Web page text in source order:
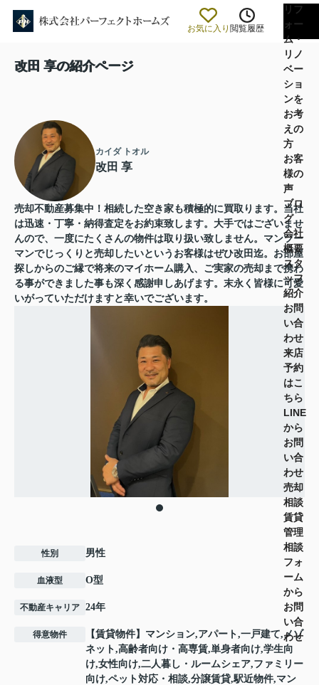
お気に入り 閲覧履歴
リフ
ォー
ム・
リノ
ベー
ショ
ンを
お考
えの
方
お客
様の
声
ブロ
グ
会社
概要
スタ
ッフ
紹介
お問
い合
わせ
来店
予約
はこ
ちら
LINE
から
お問
い合
わせ
売却
相談
賃貸
管理
相談
フォ
ーム
から
お問
い合
わせ
改田 享の紹介ページ
カイダ トオル
改田 享
売却不動産募集中！相続した空き家も積極的に買取ります。当社
は迅速・丁寧・納得査定をお約束致します。大手ではございませ
んので、一度にたくさんの物件は取り扱い致しません。マンツー
マンでじっくりと売却したいというお客様はぜひ改田迄。お部屋
探しからのご縁で将来のマイホーム購入、ご実家の売却まで携わ
る事ができました事も深く感謝申しあげます。末永く皆様に可愛
いがっていただけますと幸いでございます。
性別 男性
血液型 O型
不動産キャリア 24年
得意物件
【賃貸物件】マンション,アパート,一戸建て,メゾ
ネット,高齢者向け・高専賃,単身者向け,学生向
け,女性向け,二人暮し・ルームシェア,ファミリー
向け,ペット対応・相談,分譲賃貸,駅近物件,マン